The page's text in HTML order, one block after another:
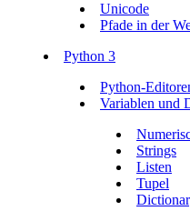
Unicode
Pfade in der
Python 3
Python-
Variablen und
Strings
Listen
Tupel